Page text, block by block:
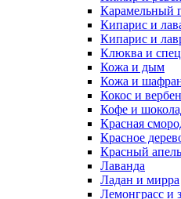
Карамельный
Кипарис и
Кипарис и
Клюква и
Кожа и дым
Кожа и
Кокос и
Кофе и
Красная
Красное
Красный
Лаванда
Ладан и мирра
Лемонграсс и